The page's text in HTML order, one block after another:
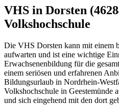
VHS in Dorsten
Volkshochschule
Die VHS Dorsten kann mit einem
aufwarten und ist eine wichtige
Erwachsenenbildung für die
einem seriösen und erfahrenen
Bildungsurlaub in Nordrhein-
Volkshochschule in Geestemünde
und sich eingehend mit den dort